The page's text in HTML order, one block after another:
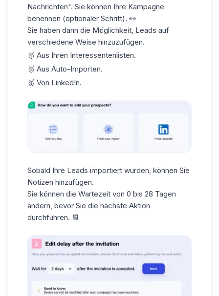
Nachrichten". Sie können Ihre Kampagne
benennen (optionaler Schritt). 👀
Sie haben dann die Möglichkeit, Leads auf
verschiedene Weise hinzuzufügen.
🥇 Aus Ihren Interessentenlisten.
🥈 Aus Auto-Importen.
🥉 Von LinkedIn.
Sobald Ihre Leads importiert wurden, können Sie
Notizen hinzufügen.
Sie können die Wartezeit von 0 bis 28 Tagen
ändern, bevor Sie die nächste Aktion
durchführen. 📆